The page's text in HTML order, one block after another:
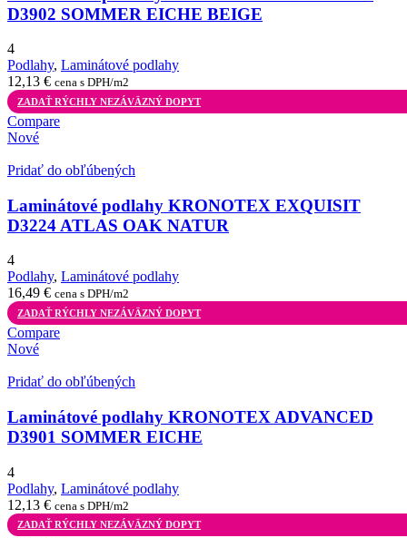
D3902 SOMMER EICHE BEIGE
4
Podlahy, Laminátové podlahy
12,13 € cena s DPH/m2
ZADAŤ RÝCHLY NEZÁVÄZNÝ DOPYT
Compare
Nové
Pridať do obľúbených
Laminátové podlahy KRONOTEX EXQUISIT
D3224 ATLAS OAK NATUR
4
Podlahy, Laminátové podlahy
16,49 € cena s DPH/m2
ZADAŤ RÝCHLY NEZÁVÄZNÝ DOPYT
Compare
Nové
Pridať do obľúbených
Laminátové podlahy KRONOTEX ADVANCED
D3901 SOMMER EICHE
4
Podlahy, Laminátové podlahy
12,13 € cena s DPH/m2
ZADAŤ RÝCHLY NEZÁVÄZNÝ DOPYT